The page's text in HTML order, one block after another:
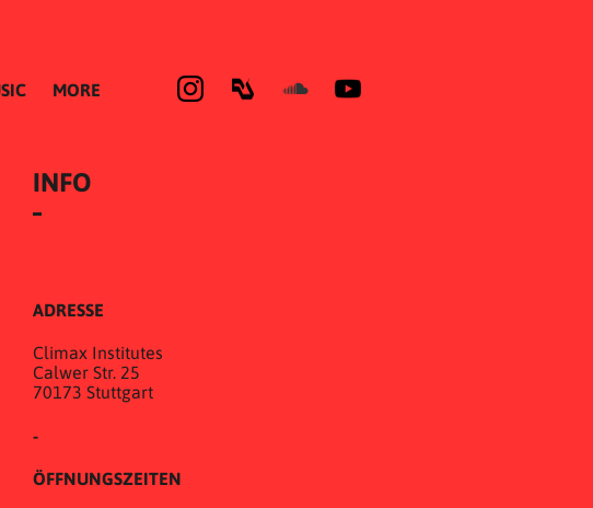
MORE
INFO
ADRESSE
Climax Institutes
Calwer Str. 25
70173 Stuttgart
-
ÖFFNUNGSZEITEN